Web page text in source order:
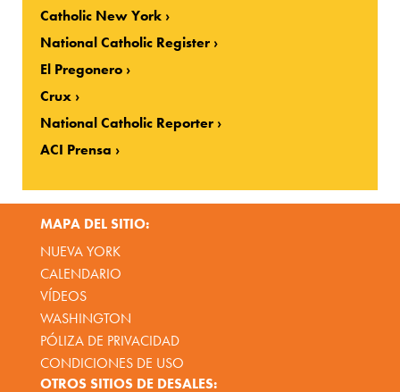
Catholic New York
National Catholic Register
El Pregonero
Crux
National Catholic Reporter
ACI Prensa
MAPA DEL SITIO:
NUEVA YORK
CALENDARIO
VÍDEOS
WASHINGTON
PÓLIZA DE PRIVACIDAD
CONDICIONES DE USO
OTROS SITIOS DE DESALES: